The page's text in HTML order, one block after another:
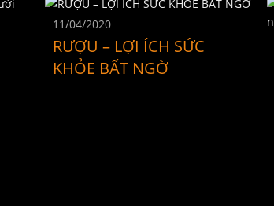
11/04/2020
RƯỢU – LỢI ÍCH SỨC
KHỎE BẤT NGỜ